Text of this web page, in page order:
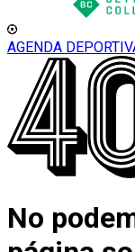
AGENDA
No